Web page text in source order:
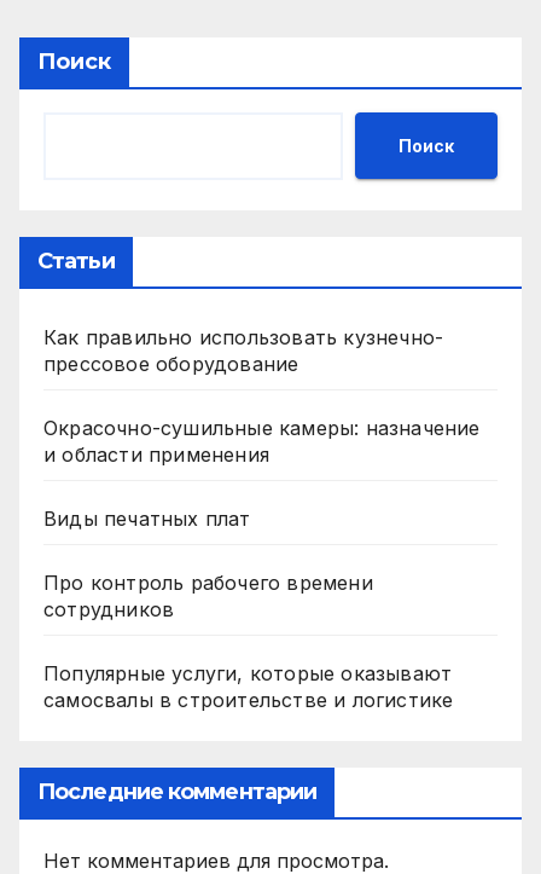
Поиск
Поиск
Статьи
Как правильно использовать кузнечно-
прессовое оборудование
Окрасочно-сушильные камеры: назначение
и области применения
Виды печатных плат
Про контроль рабочего времени
сотрудников
Популярные услуги, которые оказывают
самосвалы в строительстве и логистике
Последние комментарии
Нет комментариев для просмотра.